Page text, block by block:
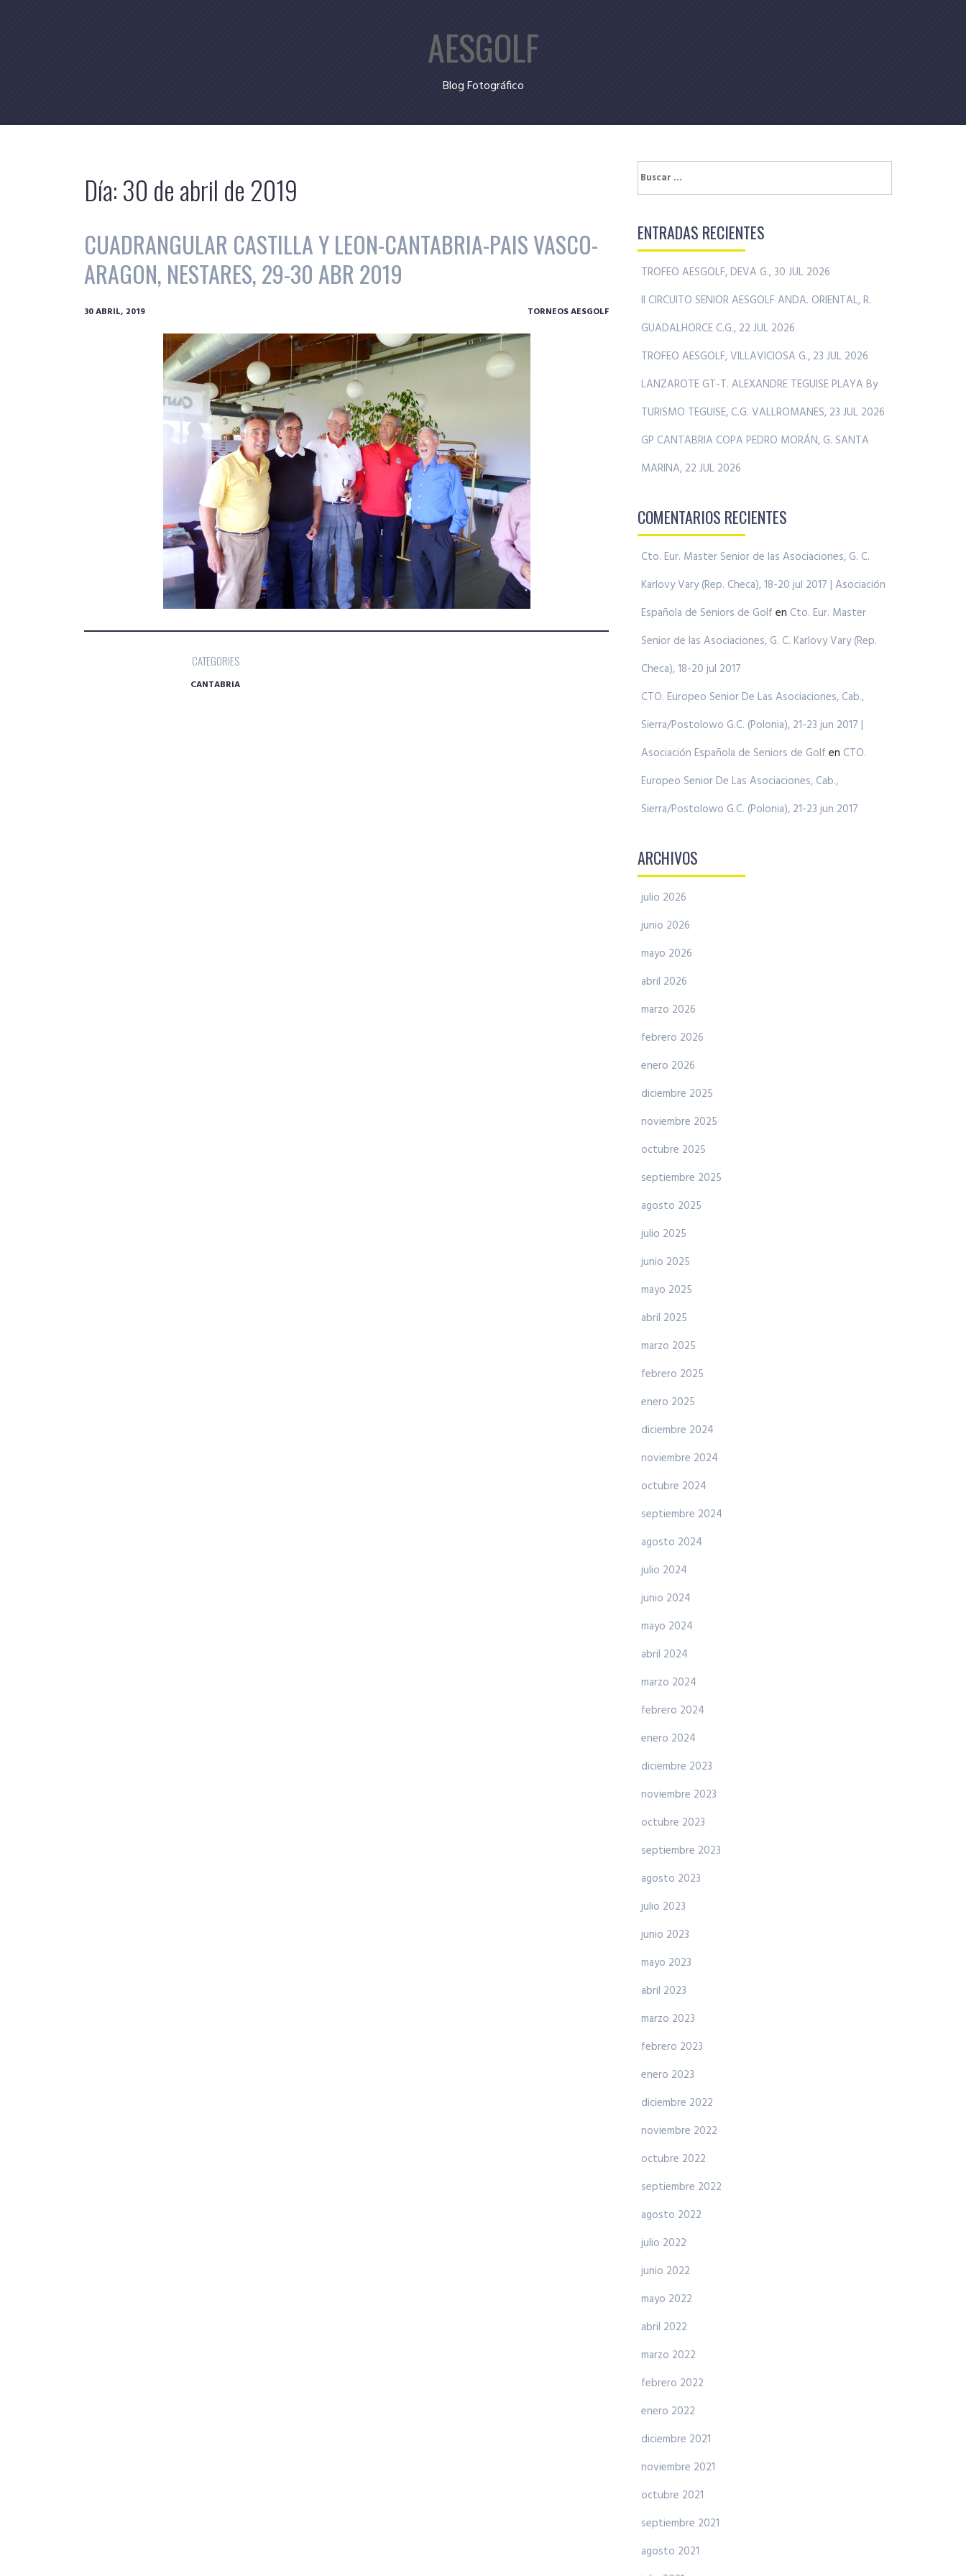
AESGOLF
Blog Fotográfico
Día:30 de abril de 2019
CUADRANGULAR CASTILLA Y LEON-CANTABRIA-PAIS VASCO-
ARAGON, NESTARES, 29-30 ABR 2019
30 ABRIL, 2019 TORNEOS AESGOLF
CATEGORIES
CANTABRIA
Buscar:
ENTRADAS RECIENTES
TROFEO AESGOLF, DEVA G., 30 JUL 2026
II CIRCUITO SENIOR AESGOLF ANDA. ORIENTAL, R.
GUADALHORCE C.G., 22 JUL 2026
TROFEO AESGOLF, VILLAVICIOSA G., 23 JUL 2026
LANZAROTE GT-T. ALEXANDRE TEGUISE PLAYA By
TURISMO TEGUISE, C.G. VALLROMANES, 23 JUL 2026
GP CANTABRIA COPA PEDRO MORÁN, G. SANTA
MARINA, 22 JUL 2026
COMENTARIOS RECIENTES
Cto. Eur. Master Senior de las Asociaciones, G. C.
Karlovy Vary (Rep. Checa), 18-20 jul 2017 | Asociación
Española de Seniors de Golf en Cto. Eur. Master
Senior de las Asociaciones, G. C. Karlovy Vary (Rep.
Checa), 18-20 jul 2017
CTO. Europeo Senior De Las Asociaciones, Cab.,
Sierra/Postolowo G.C. (Polonia), 21-23 jun 2017 |
Asociación Española de Seniors de Golf en CTO.
Europeo Senior De Las Asociaciones, Cab.,
Sierra/Postolowo G.C. (Polonia), 21-23 jun 2017
ARCHIVOS
julio 2026
junio 2026
mayo 2026
abril 2026
marzo 2026
febrero 2026
enero 2026
diciembre 2025
noviembre 2025
octubre 2025
septiembre 2025
agosto 2025
julio 2025
junio 2025
mayo 2025
abril 2025
marzo 2025
febrero 2025
enero 2025
diciembre 2024
noviembre 2024
octubre 2024
septiembre 2024
agosto 2024
julio 2024
junio 2024
mayo 2024
abril 2024
marzo 2024
febrero 2024
enero 2024
diciembre 2023
noviembre 2023
octubre 2023
septiembre 2023
agosto 2023
julio 2023
junio 2023
mayo 2023
abril 2023
marzo 2023
febrero 2023
enero 2023
diciembre 2022
noviembre 2022
octubre 2022
septiembre 2022
agosto 2022
julio 2022
junio 2022
mayo 2022
abril 2022
marzo 2022
febrero 2022
enero 2022
diciembre 2021
noviembre 2021
octubre 2021
septiembre 2021
agosto 2021